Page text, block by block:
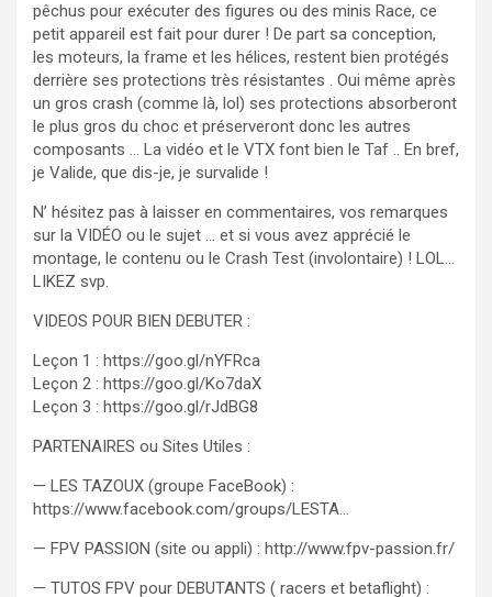
pêchus pour exécuter des figures ou des minis Race, ce
petit appareil est fait pour durer ! De part sa conception,
les moteurs, la frame et les hélices, restent bien protégés
derrière ses protections très résistantes . Oui même après
un gros crash (comme là, lol) ses protections absorberont
le plus gros du choc et préserveront donc les autres
composants … La vidéo et le VTX font bien le Taf .. En bref,
je Valide, que dis-je, je survalide !
N’ hésitez pas à laisser en commentaires, vos remarques
sur la VIDÉO ou le sujet … et si vous avez apprécié le
montage, le contenu ou le Crash Test (involontaire) ! LOL…
LIKEZ svp.
VIDEOS POUR BIEN DEBUTER :
Leçon 1 : https://goo.gl/nYFRca
Leçon 2 : https://goo.gl/Ko7daX
Leçon 3 : https://goo.gl/rJdBG8
PARTENAIRES ou Sites Utiles :
— LES TAZOUX (groupe FaceBook) :
https://www.facebook.com/groups/LESTA…
— FPV PASSION (site ou appli) : http://www.fpv-passion.fr/
— TUTOS FPV pour DEBUTANTS ( racers et betaflight) :